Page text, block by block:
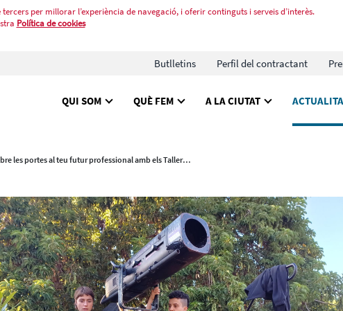
per millorar l’experiència de navegació, i oferir continguts i serveis d’interès.
Política de cookies
Butlletins Perfil del contractant
QUI SOM QUÈ FEM A LA CIUTAT
Obre les portes al teu futur professional amb els Tallers d’Oficis de Barcelona